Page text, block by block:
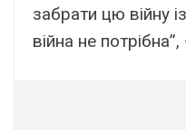
забрати цю війну
війна не